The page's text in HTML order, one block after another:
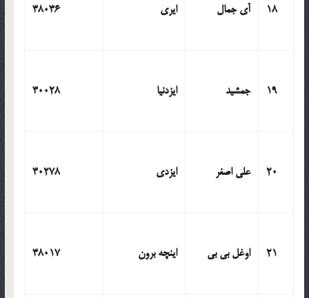
18 آی جمال ایری 38036
19 جمشید ایزدنیا 30028
20 علی اصغر ایزدی 30278
21 اوغل بی بی اینچه برون 38017